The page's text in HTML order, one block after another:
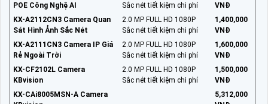
POE Công Nghệ AI
Sắc nét tiết kiệm chi phí
VNĐ
KX-A2112CN3 Camera Quan
Sát Hình Ảnh Sắc Nét
2.0 MP FULL HD 1080P
Sắc nét tiết kiệm chi phí
1,400,000
VNĐ
KX-A2111CN3 Camera IP Giá
Rẻ Ngoài Trời
2.0 MP FULL HD 1080P
Sắc nét tiết kiệm chi phí
1,600,000
VNĐ
KX-CF2102L Camera
KBvision
2.0 MP FULL HD 1080P
Sắc nét tiết kiệm chi phí
1,500,000
VNĐ
KX-CAi8005MSN-A Camera
5,312,000